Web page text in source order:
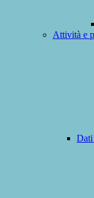
Attività e
Dati